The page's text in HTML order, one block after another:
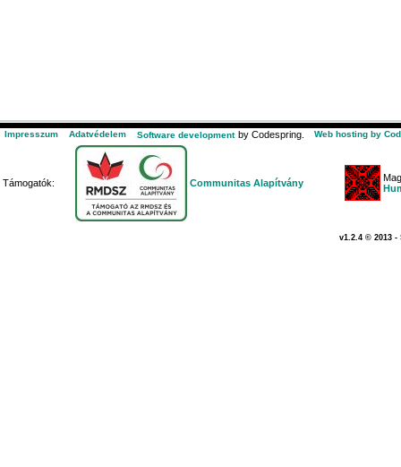
Impresszum Adatvédelem Software development by Codespring. Web hosting by
Támogatók: Communitas Alapítvány
v1.2.4 © 2013